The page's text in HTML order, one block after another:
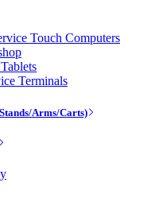
Touch Computers
Terminals
Arms/Carts)